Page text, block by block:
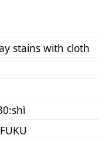
stains with cloth